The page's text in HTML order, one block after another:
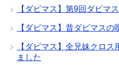
【ダビマス】第9回ダビマ
【ダビマス】昔ダビマス
【ダビマス】全兄妹クロ
ました